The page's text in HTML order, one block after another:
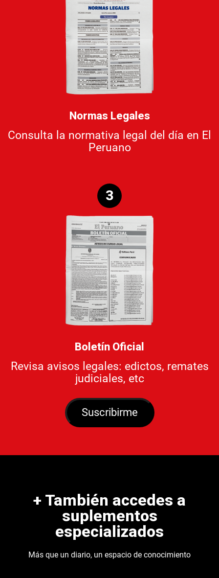
Normas Legales
Consulta la normativa legal del día en El
Peruano
3
Boletín Oficial
Revisa avisos legales: edictos, remates
judiciales, etc
Suscribirme
+ También accedes a
suplementos
especializados
Más que un diario, un espacio de conocimiento